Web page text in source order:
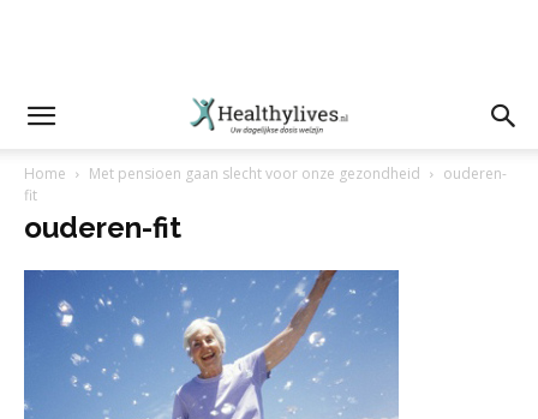
Home Met pensioen gaan slecht voor onze gezondheid
ouderen-
fit
ouderen-fit